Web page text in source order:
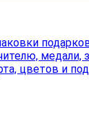
медали,
цветов и